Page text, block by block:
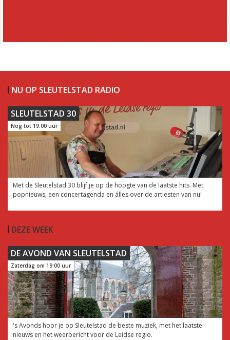
NU OP SLEUTELSTAD RADIO
Nog tot 19:00 uur
SLEUTELSTAD 30
Met de Sleutelstad 30 blijf je op de hoogte van de laatste hits. Met
popnieuws, een concertagenda en álles over de artiesten van nu!
DEZE WEEK
Zaterdag om 19:00 uur
DE AVOND VAN SLEUTELSTAD
's Avonds hoor je op Sleutelstad de beste muziek, met het laatste
nieuws en het weerbericht voor de Leidse regio.